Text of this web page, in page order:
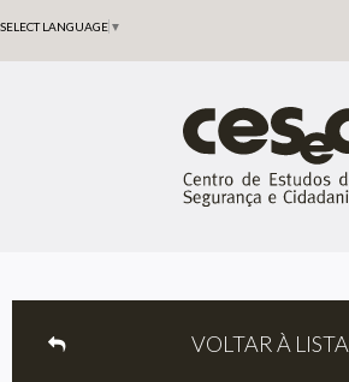
SELECT LANGUAGE ▼
VOLTAR À LISTA